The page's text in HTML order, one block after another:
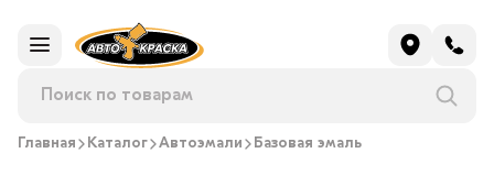
Главная Каталог Автоэмали Базовая эмаль